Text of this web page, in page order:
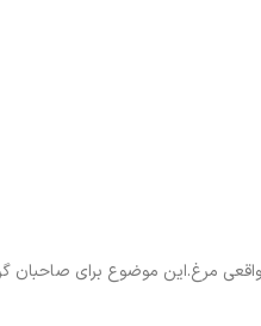
مرغ.این موضوع برای صاحبان